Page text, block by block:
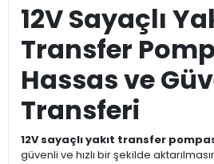
12V Sayaçlı
Transfer
Hassas ve
Transferi
12V sayaçlı yakıt transfer
güvenli ve hızlı bir şekilde